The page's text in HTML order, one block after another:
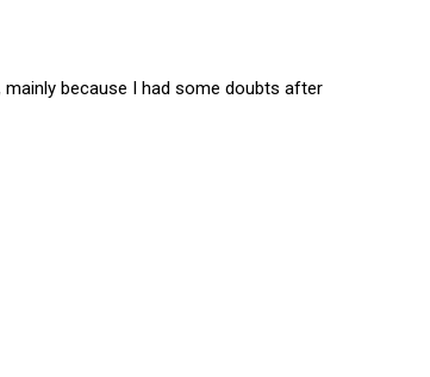
because I had some doubts after